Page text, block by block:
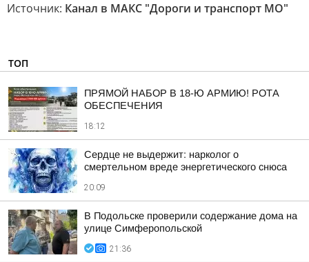
Источник: Канал в МАКС "Дороги и транспорт МО"
ТОП
ПРЯМОЙ НАБОР В 18-Ю АРМИЮ! РОТА
ОБЕСПЕЧЕНИЯ
18:12
Сердце не выдержит: нарколог о
смертельном вреде энергетического снюса
20:09
В Подольске проверили содержание дома на
улице Симферопольской
21:36